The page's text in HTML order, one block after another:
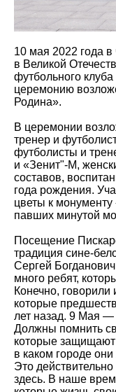
10 мая 2022 года
в Великой
футбольного
церемонию
Родина».
В церемонии
тренер и
футболисты и
и «Зенит"-М,
составов,
года рождения.
цветы к
павших минутой
Посещение
традиция сине-
Сергей
много ребят,
Конечно,
которые
лет назад. 9 Мая
Должны помнить
которые защищают
в каком городе они
Это
здесь. В наше